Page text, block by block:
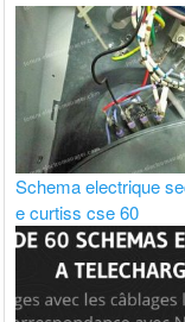
Schema electrique
e curtiss cse 60